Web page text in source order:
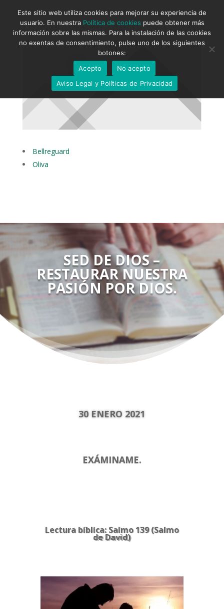
Bellreguard
Oliva
SED DE DIOS –
RESTAURAR NUESTRA
PASIÓN POR DIOS.
30 ENERO 2021
EXÁMINAME.
Lectura bíblica: Salmo 139 (Salmo
de David)
Este sitio web utiliza cookies para mejorar su experiencia de
usuario. En nuestra Política de cookies puede obtener más
información sobre las mismas. Para la instalación de las cookies
no exentas de consentimiento, pulse uno de los siguientes
botones:
Acepto
No acepto
Aviso Legal y Políticas de Privacidad